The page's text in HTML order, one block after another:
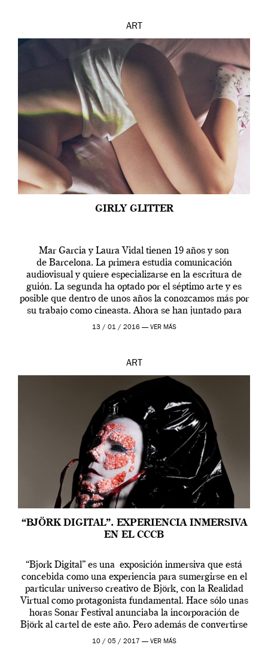
ART
GIRLY GLITTER
Mar Garcia y Laura Vidal tienen 19 años y son
de Barcelona. La primera estudia comunicación
audiovisual y quiere especializarse en la escritura de
guión. La segunda ha optado por el séptimo arte y es
posible que dentro de unos años la conozcamos más por
su trabajo como cineasta. Ahora se han juntado para
contarnos una […]
13 / 01 / 2016 — VER MÁS
ART
“BJÖRK DIGITAL”. EXPERIENCIA INMERSIVA
EN EL CCCB
“Bjork Digital” es una exposición inmersiva que está
concebida como una experiencia para sumergirse en el
particular universo creativo de Björk, con la Realidad
Virtual como protagonista fundamental. Hace sólo unas
horas Sonar Festival anunciaba la incorporación de
Björk al cartel de este año. Pero además de convertirse
en una de las actuaciones más relevantes […]
10 / 05 / 2017 — VER MÁS